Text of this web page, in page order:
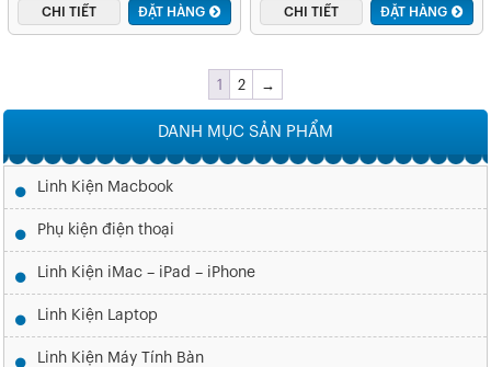
CHI TIẾT ĐẶT HÀNG CHI TIẾT ĐẶT HÀNG
1 2 →
DANH MỤC SẢN PHẨM
Linh Kiện Macbook
Phụ kiện điện thoại
Linh Kiện iMac – iPad – iPhone
Linh Kiện Laptop
Linh Kiện Máy Tính Bàn